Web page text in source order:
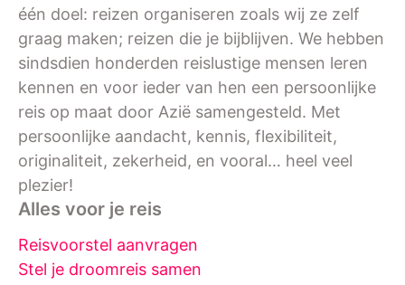
één doel: reizen organiseren zoals wij ze zelf
graag maken; reizen die je bijblijven. We hebben
sindsdien honderden reislustige mensen leren
kennen en voor ieder van hen een persoonlijke
reis op maat door Azië samengesteld. Met
persoonlijke aandacht, kennis, flexibiliteit,
originaliteit, zekerheid, en vooral… heel veel
plezier!
Alles voor je reis
Reisvoorstel aanvragen
Stel je droomreis samen